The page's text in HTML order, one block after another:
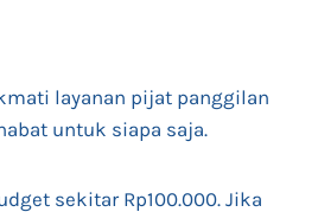
layanan pijat panggilan
untuk siapa saja.
sekitar Rp100.000. Jika